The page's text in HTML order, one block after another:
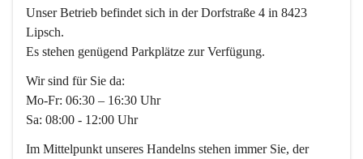
Unser Betrieb befindet sich in der Dorfstraße 4 in 8423
Lipsch.
Es stehen genügend Parkplätze zur Verfügung.
Wir sind für Sie da:
Mo-Fr: 06:30 – 16:30 Uhr
Sa: 08:00 - 12:00 Uhr
Im Mittelpunkt unseres Handelns stehen immer Sie, der